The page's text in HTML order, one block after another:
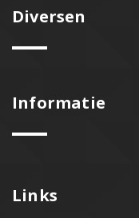
Diversen
Informatie
Links